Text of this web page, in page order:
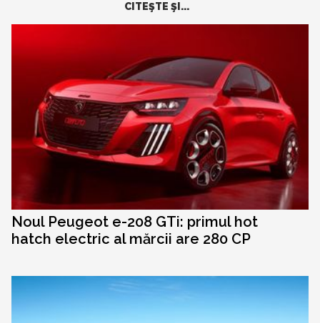
CITEŞTE ŞI...
Noul Peugeot e-208 GTi: primul hot
hatch electric al mărcii are 280 CP